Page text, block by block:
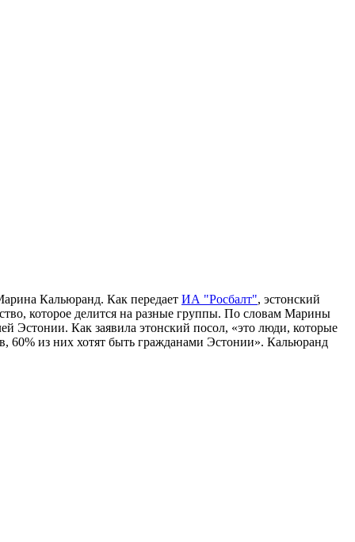
Кальюранд. Как передает ИА "Росбалт", эстонский
которое делится на разные группы. По словам Марины
Эстонии. Как заявила этонский посол, «это люди, которые
60% из них хотят быть гражданами Эстонии». Кальюранд